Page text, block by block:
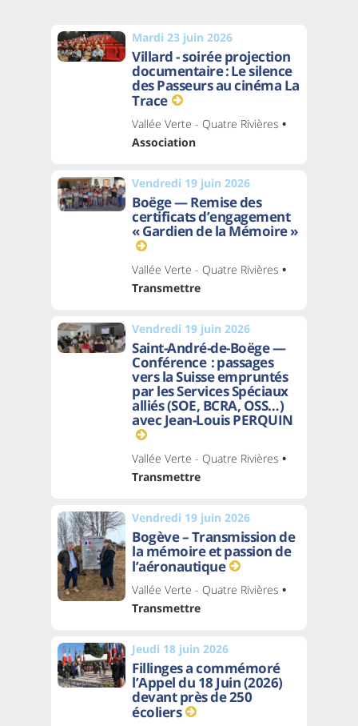
Mardi 23 juin 2026
Villard - soirée projection
documentaire : Le silence
des Passeurs au cinéma La
Trace
Vallée Verte - Quatre Rivières •
Association
Vendredi 19 juin 2026
Boëge — Remise des
certificats d’engagement
« Gardien de la Mémoire »
Vallée Verte - Quatre Rivières •
Transmettre
Vendredi 19 juin 2026
Saint-André-de-Boëge —
Conférence : passages
vers la Suisse empruntés
par les Services Spéciaux
alliés (SOE, BCRA, OSS…)
avec Jean-Louis PERQUIN
Vallée Verte - Quatre Rivières •
Transmettre
Vendredi 19 juin 2026
Bogève – Transmission de
la mémoire et passion de
l’aéronautique
Vallée Verte - Quatre Rivières •
Transmettre
Jeudi 18 juin 2026
Fillinges a commémoré
l’Appel du 18 Juin (2026)
devant près de 250
écoliers